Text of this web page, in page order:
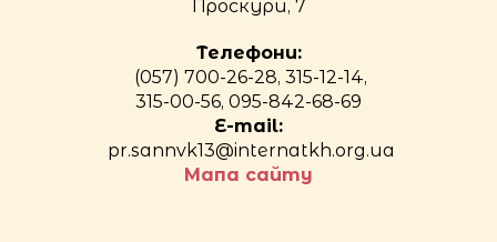
Проскури, 7
Телефони:
(057) 700-26-28, 315-12-14,
315-00-56, 095-842-68-69
E-mail:
pr.sannvk13@internatkh.org.ua
Мапа сайту